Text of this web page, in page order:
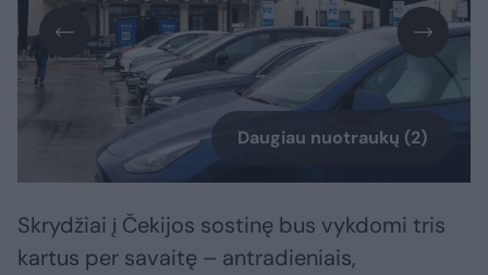
Daugiau nuotraukų (2)
Skrydžiai į Čekijos sostinę bus vykdomi tris
kartus per savaitę – antradieniais,